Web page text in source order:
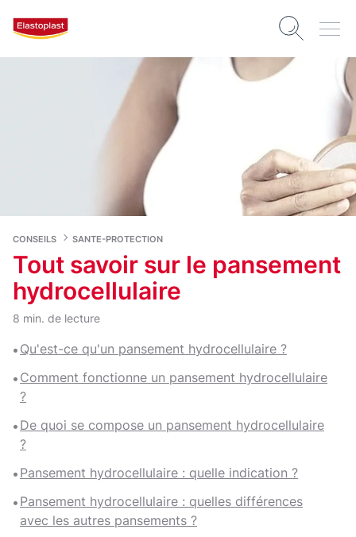
CONSEILS SANTE-PROTECTION
Tout savoir sur le pansement
hydrocellulaire
8 min. de lecture
Qu'est-ce qu'un pansement hydrocellulaire ?
Comment fonctionne un pansement hydrocellulaire
?
De quoi se compose un pansement hydrocellulaire
?
Pansement hydrocellulaire : quelle indication ?
Pansement hydrocellulaire : quelles différences
avec les autres pansements ?